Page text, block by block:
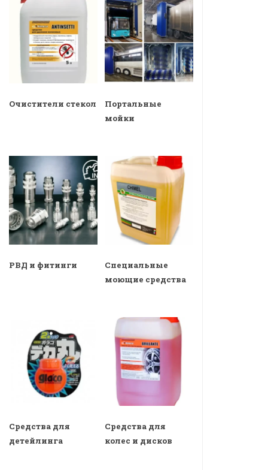
Очистители стекол
Портальные
мойки
РВД и фитинги
Специальные
моющие средства
Средства для
детейлинга
Средства для
колес и дисков